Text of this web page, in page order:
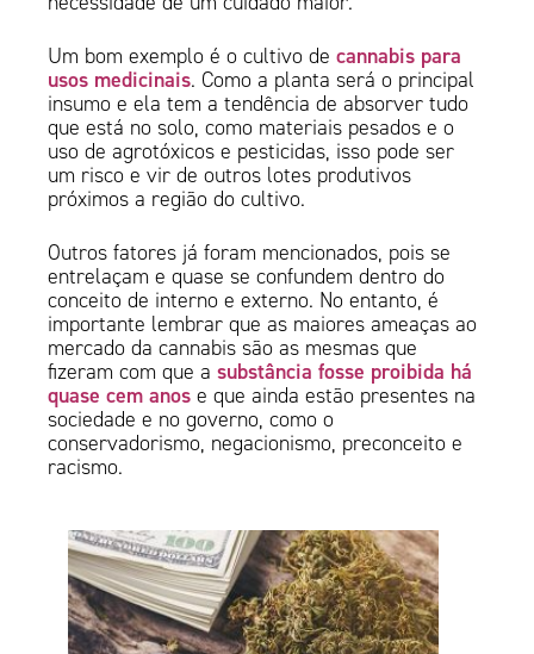
Um bom exemplo é o cultivo decannabis para
usos medicinais. Como a planta será o principal
insumo e ela tem a tendência de absorver tudo
que está no solo, como materiais pesados e o
uso de agrotóxicos e pesticidas, isso pode ser
um risco e vir de outros lotes produtivos
próximos a região do cultivo.
Outros fatores já foram mencionados, pois se
entrelaçam e quase se confundem dentro do
conceito de interno e externo. No entanto, é
importante lembrar que as maiores ameaças ao
mercado da cannabis são as mesmas que
fizeram com que asubstância fosse proibida há
quase cem anos e que ainda estão presentes na
sociedade e no governo, como o
conservadorismo, negacionismo, preconceito e
racismo.